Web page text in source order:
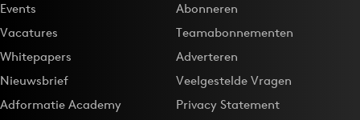
Events
Vacatures
Whitepapers
Nieuwsbrief
Adformatie Academy
Abonneren
Teamabonnementen
Adverteren
Veelgestelde Vragen
Privacy Statement